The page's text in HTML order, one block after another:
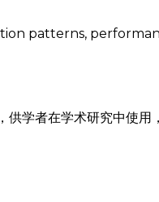
patterns,
学者在学术研究中使